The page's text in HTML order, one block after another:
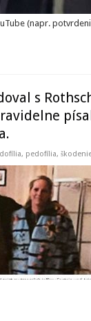
(napr.
s
, pedofília,